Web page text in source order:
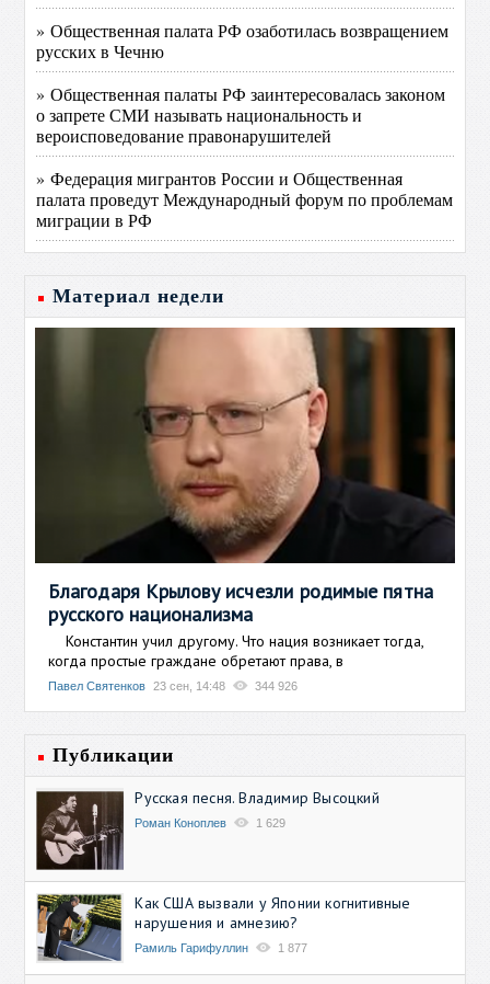
» Общественная палата РФ озаботилась возвращением
русских в Чечню
» Общественная палаты РФ заинтересовалась законом
о запрете СМИ называть национальность и
вероисповедование правонарушителей
» Федерация мигрантов России и Общественная
палата проведут Международный форум по проблемам
миграции в РФ
Материал недели
Благодаря Крылову исчезли родимые пятна
русского национализма
Константин учил другому. Что нация возникает тогда,
когда простые граждане обретают права, в
Павел Святенков 23 сен, 14:48 344 926
Публикации
Русская песня. Владимир Высоцкий
Роман Коноплев 1 629
Как США вызвали у Японии когнитивные
нарушения и амнезию?
Рамиль Гарифуллин 1 877